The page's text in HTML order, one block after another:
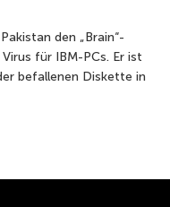
den „Brain“-
für IBM-PCs. Er ist
befallenen Diskette in